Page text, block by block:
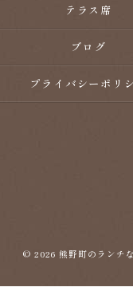
テラス席
ブログ
プライバシーポリ
© 2026 熊野町のランチ